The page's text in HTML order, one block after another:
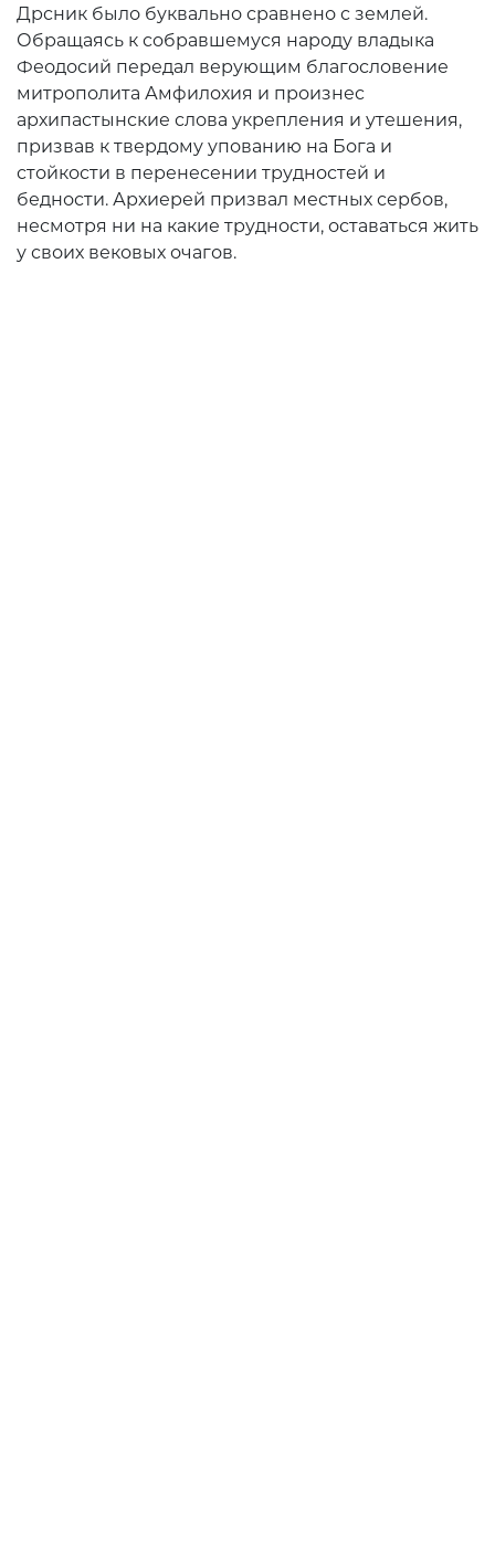
Дрсник было буквально сравнено с землей.
Обращаясь к собравшемуся народу владыка
Феодосий передал верующим благословение
митрополита Амфилохия и произнес
архипастынские слова укрепления и утешения,
призвав к твердому упованию на Бога и
стойкости в перенесении трудностей и
бедности. Архиерей призвал местных сербов,
несмотря ни на какие трудности, оставаться жить
у своих вековых очагов.